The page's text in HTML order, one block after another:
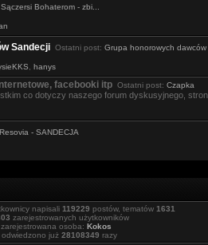
Sączersi Bohaterom - zbi...
Sandecji Ostatni post: Grupa honorowych dawców
hanys
facebooki itp Ostatni post: Czapka
co dotyczy naszego forum dyskusyjnego,
Resovia - SANDECJA
napisali 119229 postów, tematów 1631
zarejestrowanych użytkowników
osoba: Kokos
odwiedzono już 28108349 razy